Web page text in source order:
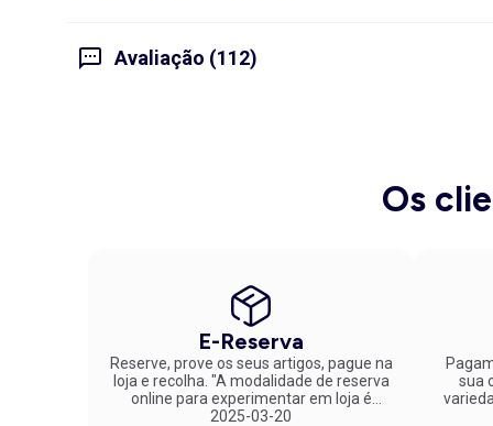
Avaliação (112)
Os
E-Reserva
Reserve, prove os seus artigos, pague na
loja e recolha. "A modalidade de reserva
online para experimentar em loja é
fantástica. Parabéns pela inovação!"
2025-03-20
sua